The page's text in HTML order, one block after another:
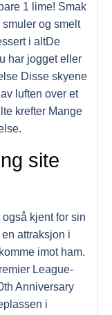
1 lime! Smak
og smelt
i altDe
har jogget eller
Disse skyene
luften over et
krefter Mange
site
kjent for sin
attraksjon i
imot ham.
League-
Anniversary
i